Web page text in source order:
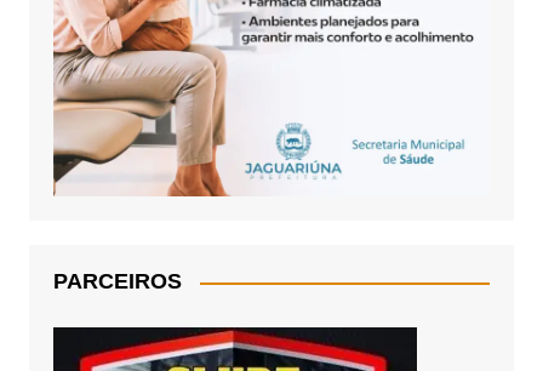
PARCEIROS